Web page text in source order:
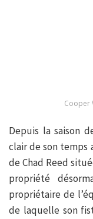
Cooper
Depuis la saison
clair de son temps
de Chad Reed
propriété
propriétaire de
de laquelle son